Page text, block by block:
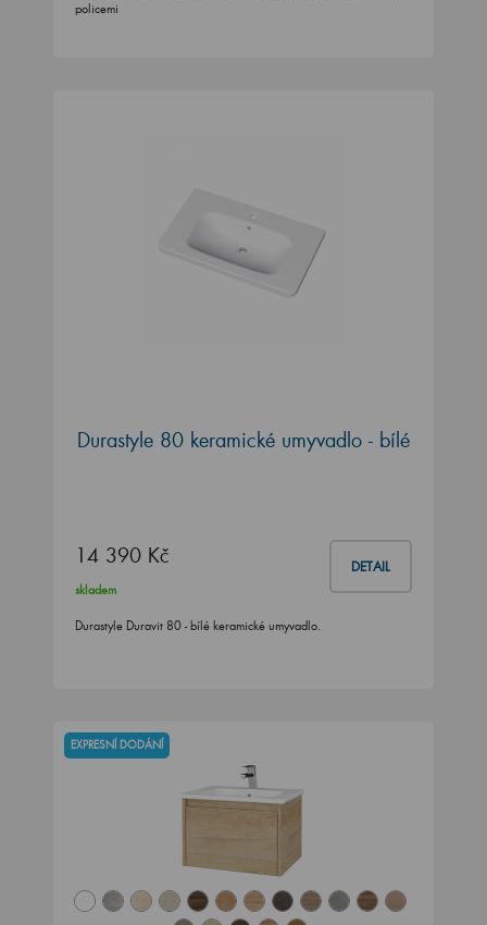
policemi
Durastyle 80 keramické umyvadlo - bílé
14 390 Kč DETAIL
skladem
Durastyle Duravit 80 - bílé keramické umyvadlo.
EXPRESNÍ DODÁNÍ